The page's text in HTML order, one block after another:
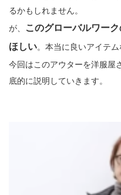
るかもしれません。
が、
このグローバルワー
ほしい。本当に良いアイテム
今回はこのアウターを洋服屋
底的に説明していきます。